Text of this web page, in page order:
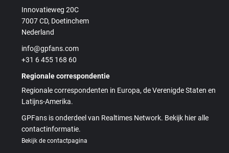
Innovatieweg 20C
7007 CD, Doetinchem
Nederland
info@gpfans.com
+31 6 455 168 60
Regionale correspondentie
Regionale correspondenten in Europa, de Verenigde Staten en
Latijns-Amerika.
GPFans is onderdeel van Realtimes Network. Bekijk hier alle
contactinformatie.
Bekijk de contactpagina